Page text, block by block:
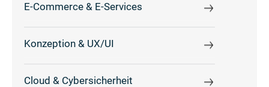
E-Commerce & E-Services
Konzeption & UX/UI
Cloud & Cybersicherheit